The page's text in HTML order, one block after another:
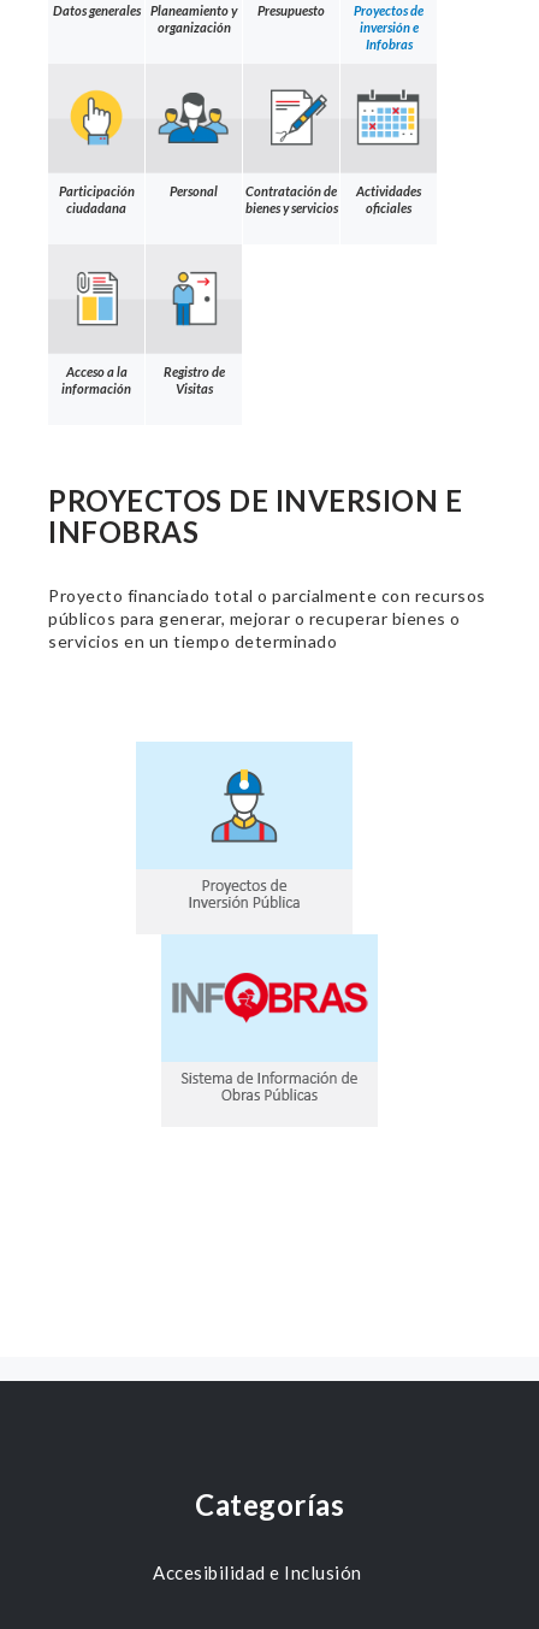
Datos generales
Planeamiento y
organización
Presupuesto
Proyectos de
inversión e
Infobras
Participación
ciudadana
Personal
Contratación de
bienes y servicios
Actividades
oficiales
Acceso a la
información
Registro de
Visitas
PROYECTOS DE INVERSION E
INFOBRAS
Proyecto financiado total o parcialmente con recursos
públicos para generar, mejorar o recuperar bienes o
servicios en un tiempo determinado
Categorías
Accesibilidad e Inclusión